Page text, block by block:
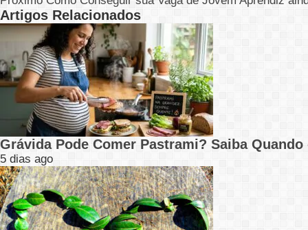
Artigos Relacionados
Grávida Pode Comer Pastrami? Saiba
5 dias ago